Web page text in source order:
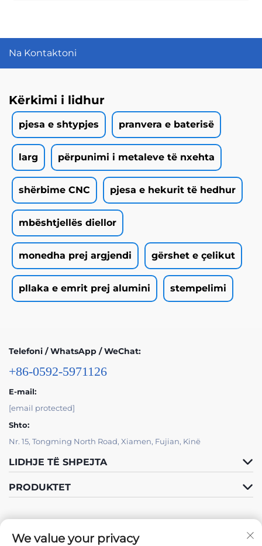
Na Kontaktoni
Kërkimi i lidhur
pjesa e shtypjes pranvera e baterisë
larg përpunimi i metaleve të nxehta
shërbime CNC pjesa e hekurit të hedhur
mbështjellës diellor
monedha prej argjendi gërshet e çelikut
pllaka e emrit prej alumini stempelimi
Telefoni / WhatsApp / WeChat:
+86-0592-5971126
E-mail:
[email protected]
Shto:
Nr. 15, Tongming North Road, Xiamen, Fujian, Kinë
LIDHJE TË SHPEJTA
PRODUKTET
We value your privacy